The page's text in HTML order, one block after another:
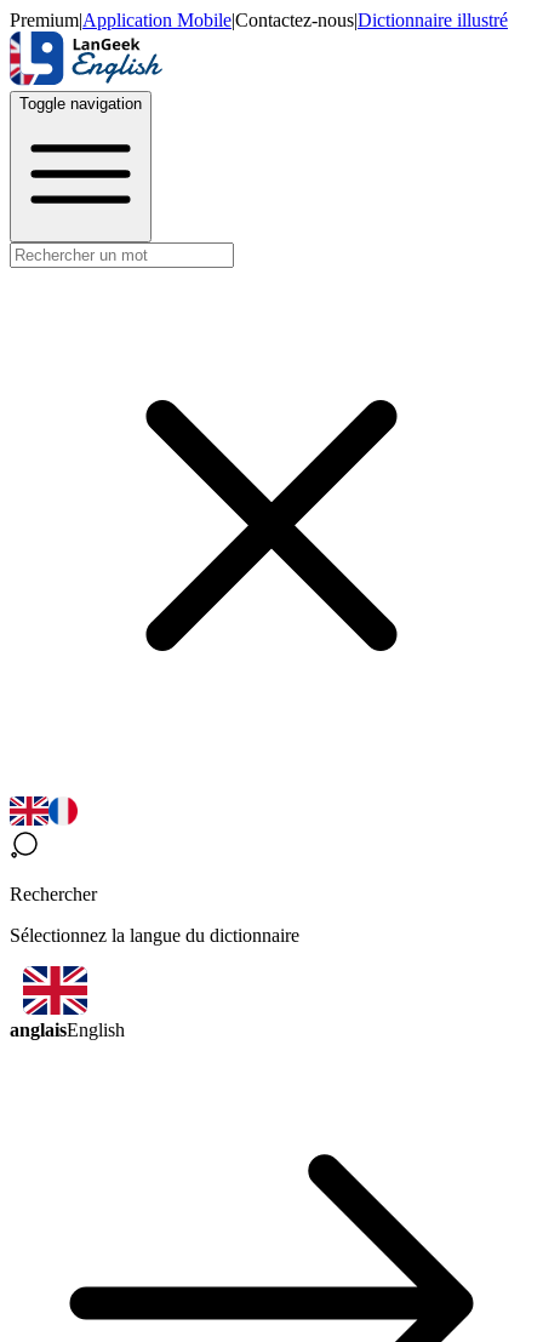
Premium|Application Mobile|Contactez-nous|Dictionnaire illustré
Toggle navigation
Rechercher
Sélectionnez la langue du dictionnaire
anglaisEnglish